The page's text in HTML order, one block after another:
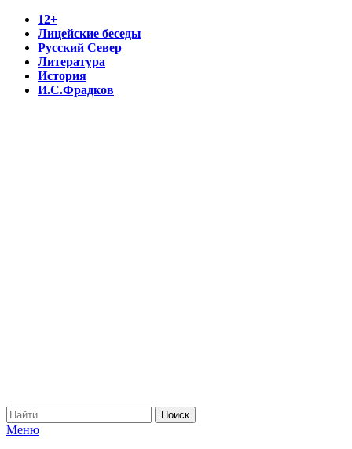
12+
Лицейские беседы
Русский Север
Литература
История
И.С.Фрадков
Меню